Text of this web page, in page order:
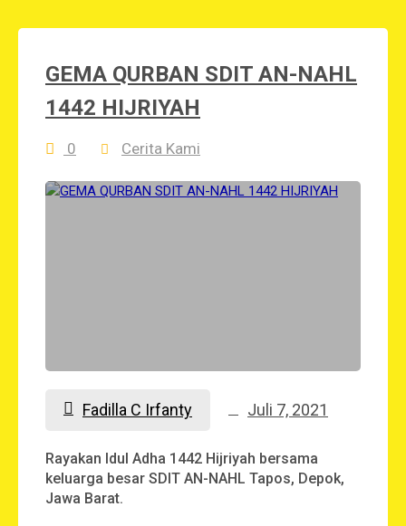
GEMA QURBAN SDIT AN-NAHL
1442 HIJRIYAH
0 Cerita Kami
Fadilla C Irfanty Juli 7, 2021
Rayakan Idul Adha 1442 Hijriyah bersama
keluarga besar SDIT AN-NAHL Tapos, Depok,
Jawa Barat.